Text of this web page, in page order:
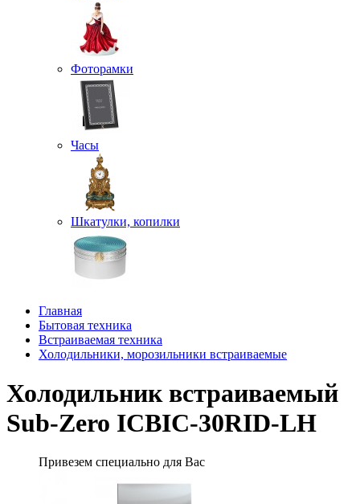
Фоторамки
Часы
Шкатулки, копилки
Главная
Бытовая техника
Встраиваемая техника
Холодильники, морозильники встраиваемые
Холодильник встраиваемый
Sub-Zero ICBIC-30RID-LH
Привезем специально для Вас